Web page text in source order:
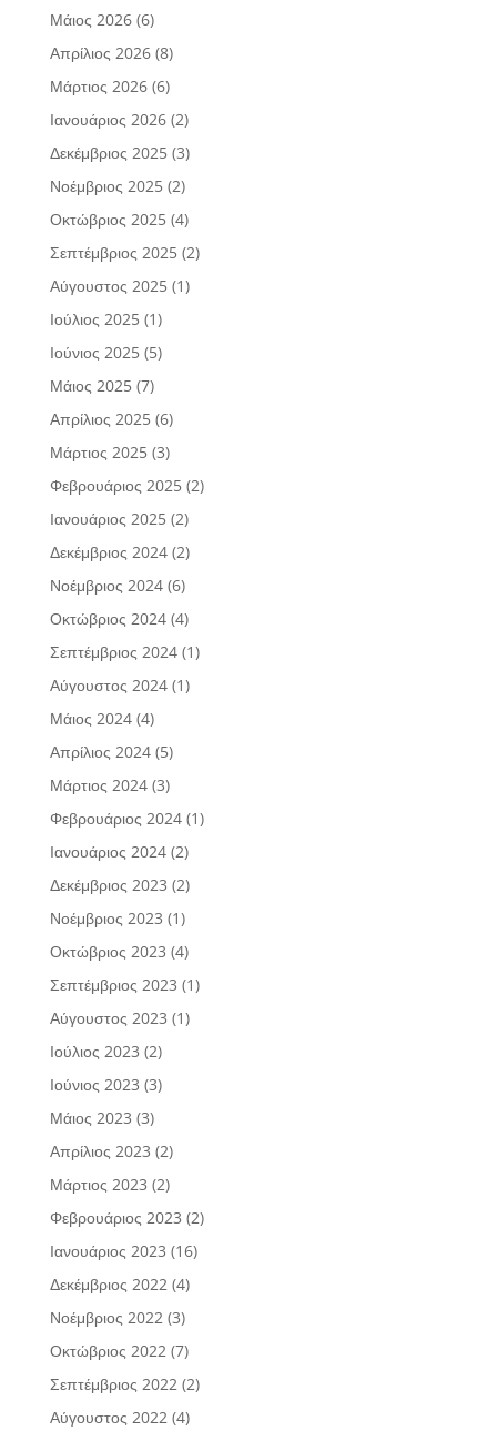
Μάιος 2026(6)
Απρίλιος 2026(8)
Μάρτιος 2026(6)
Ιανουάριος 2026(2)
Δεκέμβριος 2025(3)
Νοέμβριος 2025(2)
Οκτώβριος 2025(4)
Σεπτέμβριος 2025(2)
Αύγουστος 2025(1)
Ιούλιος 2025(1)
Ιούνιος 2025(5)
Μάιος 2025(7)
Απρίλιος 2025(6)
Μάρτιος 2025(3)
Φεβρουάριος 2025(2)
Ιανουάριος 2025(2)
Δεκέμβριος 2024(2)
Νοέμβριος 2024(6)
Οκτώβριος 2024(4)
Σεπτέμβριος 2024(1)
Αύγουστος 2024(1)
Μάιος 2024(4)
Απρίλιος 2024(5)
Μάρτιος 2024(3)
Φεβρουάριος 2024(1)
Ιανουάριος 2024(2)
Δεκέμβριος 2023 (2)
Νοέμβριος 2023 (1)
Οκτώβριος 2023 (4)
Σεπτέμβριος 2023 (1)
Αύγουστος 2023 (1)
Ιούλιος 2023 (2)
Ιούνιος 2023 (3)
Μάιος 2023 (3)
Απρίλιος 2023 (2)
Μάρτιος 2023 (2)
Φεβρουάριος 2023 (2)
Ιανουάριος 2023 (16)
Δεκέμβριος 2022(4)
Νοέμβριος 2022(3)
Οκτώβριος 2022(7)
Σεπτέμβριος 2022(2)
Αύγουστος 2022(4)